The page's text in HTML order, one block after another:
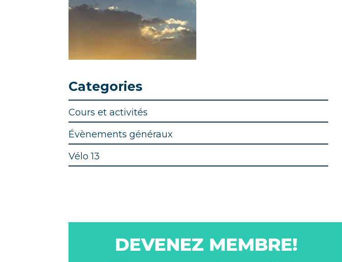
Categories
Cours et activités
Évènements généraux
Vélo 13
DEVENEZ MEMBRE!